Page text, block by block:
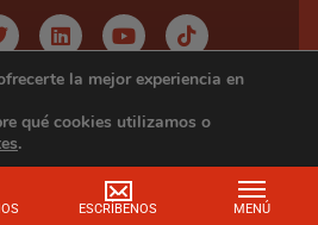
© 2024 ERAVENDING
la mejor experiencia en
qué cookies utilizamos o
.
CERRAR EL